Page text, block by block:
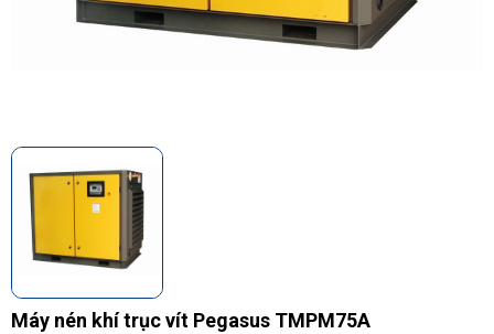
Máy nén khí trục vít Pegasus TMPM75A